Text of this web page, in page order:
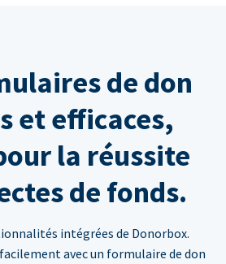
de don
et efficaces,
la réussite
de fonds.
intégrées de Donorbox.
avec un formulaire de don